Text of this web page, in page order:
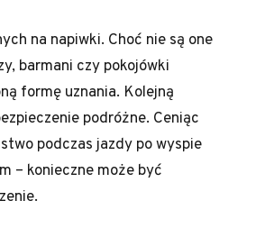
na napiwki. Choć nie są one
barmani czy pokojówki
formę uznania. Kolejną
podróżne. Ceniąc
podczas jazdy po wyspie
– konieczne może być